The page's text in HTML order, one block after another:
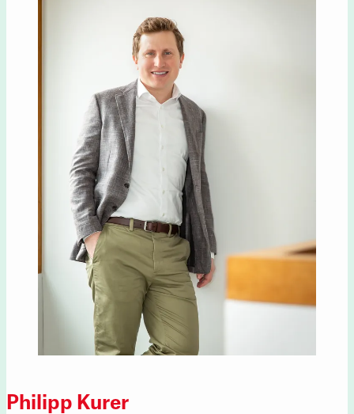
Philipp Kurer